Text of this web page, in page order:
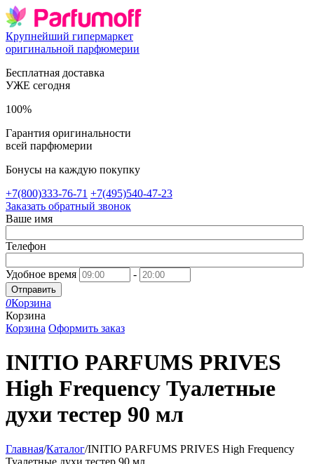
Крупнейший гипермаркет
оригинальной парфюмерии
Бесплатная доставка
УЖЕ сегодня
100%
Гарантия оригинальности
всей парфюмерии
Бонусы на каждую покупку
+7(800)333-76-71 +7(495)540-47-23
Заказать обратный звонок
Ваше имя
Телефон
Удобное время -
Отправить
0Корзина
Корзина
Корзина Оформить заказ
INITIO PARFUMS PRIVES
High Frequency Туалетные
духи тестер 90 мл
Главная/Каталог/INITIO PARFUMS PRIVES High Frequency
Туалетные духи тестер 90 мл